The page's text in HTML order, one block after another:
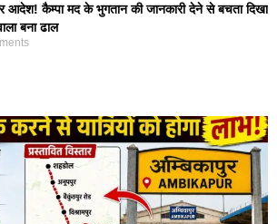
आदेश! कैम्पा मद के भुगतान की जानकारी देने से बचता दिखा
बना ढाल